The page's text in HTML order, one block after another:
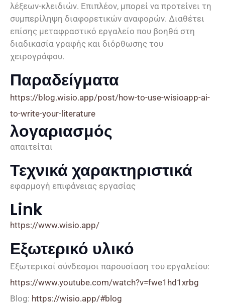
λέξεων-κλειδιών. Επιπλέον, μπορεί να προτείνει τη
συμπερίληψη διαφορετικών αναφορών. Διαθέτει
επίσης μεταφραστικό εργαλείο που βοηθά στη
διαδικασία γραφής και διόρθωσης του
χειρογράφου.
Παραδείγματα
https://blog.wisio.app/post/how-to-use-wisioapp-ai-
to-write-your-literature
λογαριασμός
απαιτείται
Τεχνικά χαρακτηριστικά
εφαρμογή επιφάνειας εργασίας
Link
https://www.wisio.app/
Εξωτερικό υλικό
Εξωτερικοί σύνδεσμοι παρουσίαση του εργαλείου:
https://www.youtube.com/watch?v=fwe1hd1xrbg
Blog: https://wisio.app/#blog